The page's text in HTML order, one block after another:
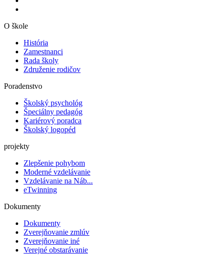
O škole
História
Zamestnanci
Rada školy
Združenie rodičov
Poradenstvo
Školský psychológ
Špeciálny pedagóg
Kariérový poradca
Školský logopéd
projekty
Zlepšenie pohybom
Moderné vzdelávanie
Vzdelávanie na Náb...
eTwinning
Dokumenty
Dokumenty
Zverejňovanie zmlúv
Zverejňovanie iné
Verejné obstarávanie